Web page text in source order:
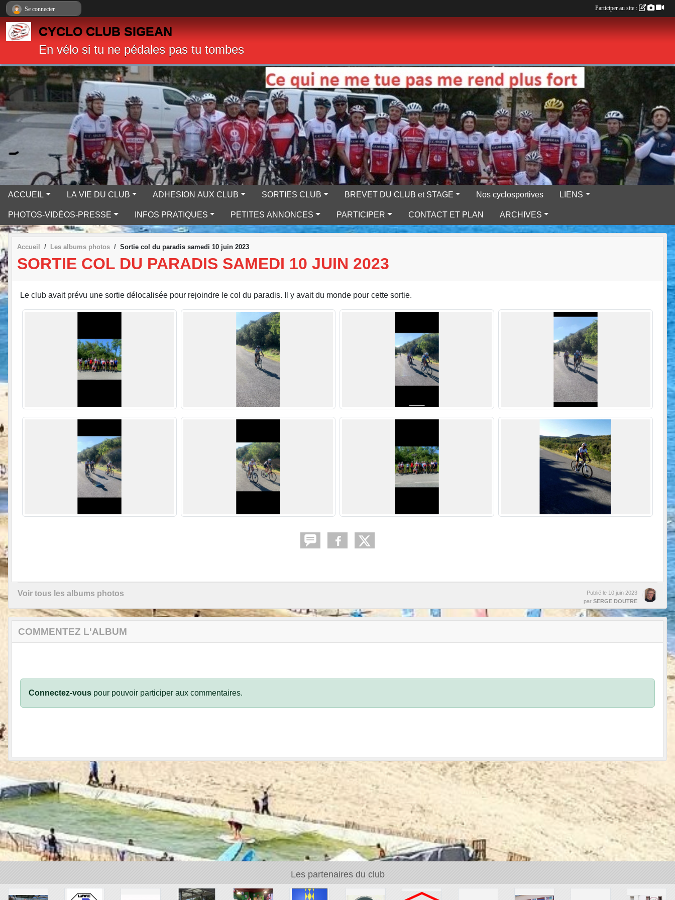
CYCLO CLUB SIGEAN
En vélo si tu ne pédales pas tu tombes
ACCUEIL LA VIE DU CLUB ADHESION AUX CLUB SORTIES CLUB BREVET DU CLUB et STAGE Nos cyclosportives LIENS
PHOTOS-VIDÉOS-PRESSE INFOS PRATIQUES PETITES ANNONCES PARTICIPER CONTACT ET PLAN ARCHIVES
Accueil Les albums photos Sortie col du paradis samedi 10 juin 2023
SORTIE COL DU PARADIS SAMEDI 10 JUIN 2023
Le club avait prévu une sortie délocalisée pour rejoindre le col du paradis. Il y avait du monde pour cette sortie.
Voir tous les albums photos Publié le 10 juin 2023
par SERGE DOUTRE
COMMENTEZ L'ALBUM
Connectez-vous pour pouvoir participer aux commentaires.
Les partenaires du club
Se connecter Participer au site :
Panneau de gestion des cookies